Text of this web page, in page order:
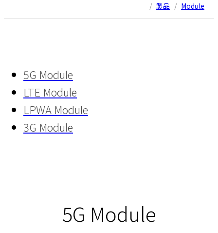
/ 製品 / Module
5G Module
LTE Module
LPWA Module
3G Module
5G Module